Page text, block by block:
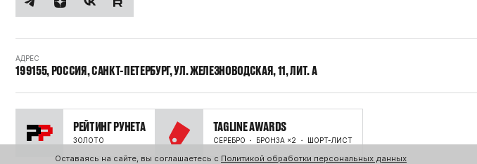
АДРЕС
199155, РОССИЯ, САНКТ-ПЕТЕРБУРГ, УЛ. ЖЕЛЕЗНОВОДСКАЯ, 11, ЛИТ. А
РЕЙТИНГ РУНЕТА
ЗОЛОТО
TAGLINE AWARDS
СЕРЕБРО БРОНЗА ×2 ШОРТ-ЛИСТ
Оставаясь на сайте, вы соглашаетесь с Политикой обработки персональных данных